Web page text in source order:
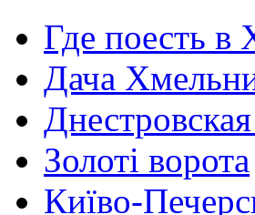
Где поесть в
Дача
Золоті ворота
Київо-